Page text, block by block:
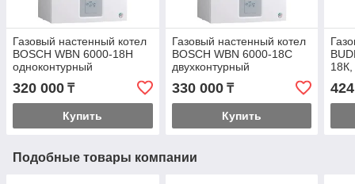
Газовый настенный котел
BOSCH WBN 6000-18H
одноконтурный
320 000 ₸
Купить
Газовый настенный котел
BOSCH WBN 6000-18C
двухконтурный
330 000₸
Купить
Подобные товары компании